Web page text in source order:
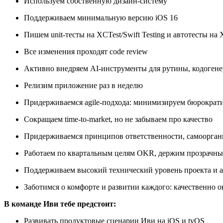
Поддерживаем минимальную версию iOS 16
Пишем unit-тесты на XCTest/Swift Testing и автотесты
Все изменения проходят code review
Активно внедряем AI-инструменты для рутины,
Релизим приложение раз в неделю
Придерживаемся agile-подхода: минимизируем
Сокращаем time-to-market, но не забываем про качество
Придерживаемся принципов ответственности,
Работаем по квартальным целям OKR, держим
Поддерживаем высокий технический уровень проекта и
Заботимся о комфорте и развитии каждого:
В команде Иви тебе предстоит:
Развивать продуктовые сценарии Иви на iOS и tvOS